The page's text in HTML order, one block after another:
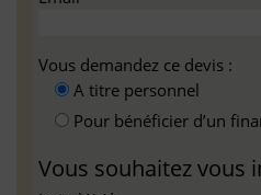
Vous demandez ce devis :
A titre personnel
Pour bénéficier d’un
Vous souhaitez vous